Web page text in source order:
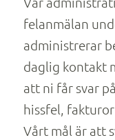
felanmälan
administrerar
daglig kontakt
att ni får svar
hissfel,
Vårt mål är att